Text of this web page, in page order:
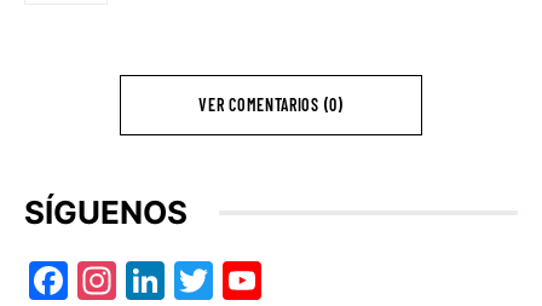
VER COMENTARIOS (0)
SÍGUENOS
Facebook
Instagram
LinkedIn
Twitter